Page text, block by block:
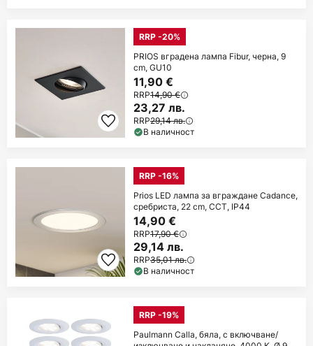
RRP -20%
PRIOS вградена лампа Fibur, черна, 9
cm, GU10
11,90 €
RRP14,90 €
23,27 лв.
RRP29,14 лв.
В наличност
RRP -16%
Prios LED лампа за вграждане Cadance,
сребриста, 22 cm, CCT, IP44
14,90 €
RRP17,90 €
29,14 лв.
RRP35,01 лв.
В наличност
RRP -19%
Paulmann Calla, бяла, с включване/